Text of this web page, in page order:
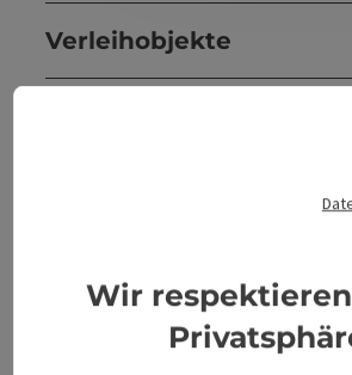
Verleihobjekte
Mehr Entdecken
Wir